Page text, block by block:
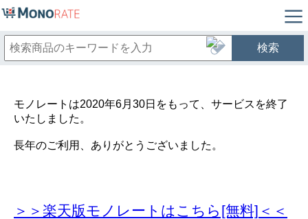
検索
モノレートは2020年6月30日をもって、サービスを終了
いたしました。
長年のご利用、ありがとうございました。
＞＞楽天版モノレートはこちら[無料]＜＜